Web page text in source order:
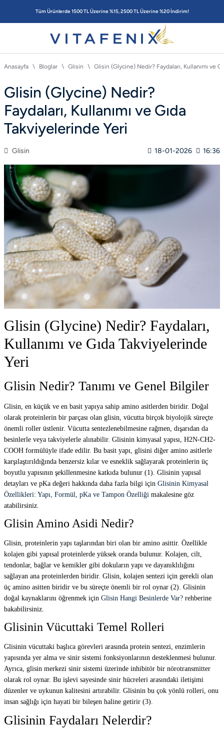
Tüm Ürünlerde 1500 TL Üzerine %15, 2500 TL Üzerine %20 İndirim!
Anasayfa Bloglar Glisin Glisin (Glycine) Nedir? Faydaları, Kullanımı ve
Glisin (Glycine) Nedir?
Faydaları, Kullanımı ve Gıda
Takviyelerinde Yeri
Glisin 18-01-2026 16:36
Glisin (Glycine) Nedir? Faydaları,
Kullanımı ve Gıda Takviyelerinde
Yeri
Glisin Nedir? Tanımı ve Genel Bilgiler
Glisin, en küçük ve en basit yapıya sahip amino asitlerden biridir. Doğal
olarak proteinlerin bir parçası olan glisin, vücutta birçok biyolojik süreçte
önemli roller üstlenir. Vücutta sentezlenebilmesine rağmen, dışarıdan da
besinlerle veya takviyelerle alınabilir. Glisinin kimyasal yapısı, H2N-CH2-
COOH formülüyle ifade edilir. Bu basit yapı, glisini diğer amino asitlerle
karşılaştırıldığında benzersiz kılar ve esneklik sağlayarak proteinlerin üç
boyutlu yapısının şekillenmesine katkıda bulunur (1). Glisinin yapısal
detayları ve pKa değeri hakkında daha fazla bilgi için Glisinin Kimyasal
Özellikleri: Yapı, Formül, pKa ve Tampon Özelliği makalesine göz
atabilirsiniz.
Glisin Amino Asidi Nedir?
Glisin, proteinlerin yapı taşlarından biri olan bir amino asittir. Özellikle
kolajen gibi yapısal proteinlerde yüksek oranda bulunur. Kolajen, cilt,
tendonlar, bağlar ve kemikler gibi dokuların yapı ve dayanıklılığını
sağlayan ana proteinlerden biridir. Glisin, kolajen sentezi için gerekli olan
üç amino asitten biridir ve bu süreçte önemli bir rol oynar (2). Glisinin
doğal kaynaklarını öğrenmek için Glisin Hangi Besinlerde Var? rehberine
bakabilirsiniz.
Glisinin Vücuttaki Temel Rolleri
Glisinin vücuttaki başlıca görevleri arasında protein sentezi, enzimlerin
yapısında yer alma ve sinir sistemi fonksiyonlarının desteklenmesi bulunur.
Ayrıca, glisin merkezi sinir sistemi üzerinde inhibitör bir nörotransmitter
olarak rol oynar. Bu işlevi sayesinde sinir hücreleri arasındaki iletişimi
düzenler ve uykunun kalitesini artırabilir. Glisinin bu çok yönlü rolleri, onu
insan sağlığı için hayati bir bileşen haline getirir (3).
Glisinin Faydaları Nelerdir?